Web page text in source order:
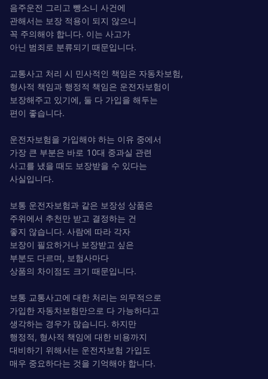
음주운전 그리고 뺑소니 사건에
관해서는 보장 적용이 되지 않으니
꼭 주의해야 합니다. 이는 사고가
아닌 범죄로 분류되기 때문입니다.
교통사고 처리 시 민사적인 책임은 자동차보험,
형사적 책임과 행정적 책임은 운전자보험이
보장해주고 있기에, 둘 다 가입을 해두는
편이 좋습니다.
운전자보험을 가입해야 하는 이유 중에서
가장 큰 부분은 바로 10대 중과실 관련
사고를 냈을 때도 보장받을 수 있다는
사실입니다.
보통 운전자보험과 같은 보장성 상품은
주위에서 추천만 받고 결정하는 건
좋지 않습니다. 사람에 따라 각자
보장이 필요하거나 보장받고 싶은
부분도 다르며, 보험사마다
상품의 차이점도 크기 때문입니다.
보통 교통사고에 대한 처리는 의무적으로
가입한 자동차보험만으로 다 가능하다고
생각하는 경우가 많습니다. 하지만
행정적, 형사적 책임에 대한 비용까지
대비하기 위해서는 운전자보험 가입도
매우 중요하다는 것을 기억해야 합니다.